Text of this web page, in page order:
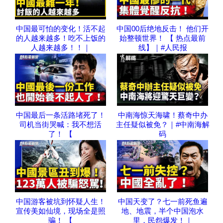
中国最可怕的变化！活不起
的人越来越多！吃不上饭的
人越来越多！！｜
中国00后绝地反击！ 他们开
始整顿世界！ 【 热点最前
线】｜#人民报
中国最后一条活路堵死了！
司机当街哭喊：我不想活
了！ 【
中南海惊天海啸！蔡奇中办
主任疑似被免？｜#中南海解
码
中国游客被坑到怀疑人生！
宣传美如仙境，现场全是照
骗！ 【
中国天变了？七一前死鱼遍
地、地震，半个中国泡水
里，民怨爆发！｜